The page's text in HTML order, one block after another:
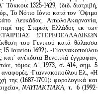
1325-1429, (διδ. διατριβή,
Το Νότιο Ιόνιο κατά τον ΄Οψιμο
Λευκάδας, ΑιτωλοΑκαρνανία,
της Στερεάς Ελλάδος εκ των
ΣΤΕΡΕΟΕΛΛΑΔΙΚΩΝ
του Γενικού κατά θάλασσα
Ιουνίου 1692). -Γιαννακοπούλου
ανέκδοτα Βενετικά έγγραφα»,
τόμος Δ΄, 1973, σ. 414, σημ. 5
αναφορές. -Γιαννακοπούλου Ελ., «Η
της (1687-1701): φορολογικά και
ΝΑΥΠΑΚΤΙΑΚΑ , τ. 6 (1992-